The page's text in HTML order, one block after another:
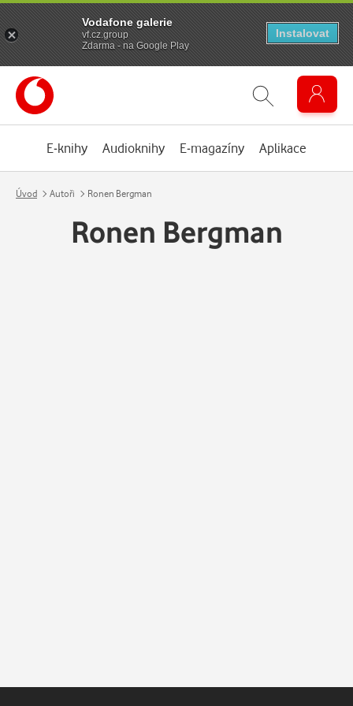
E-knihy Audioknihy E-magazíny Aplikace
Úvod Autoři Ronen Bergman
Ronen Bergman
Vodafone galerie
vf.cz.group
Zdarma - na Google Play
Instalovat